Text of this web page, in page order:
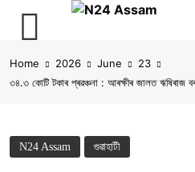
to
content
Home 2026 June
23
৩৪.৩ কোটি টকাৰ প্ৰৱঞ্চনা : আৰক্ষীৰ জালত
N24 Assam গুৱাহাটী